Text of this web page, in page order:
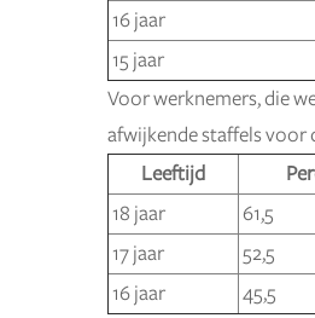
16 jaar
15 jaar
Voor werknemers, die
afwijkende staffels voor
Leeftijd
18 jaar
61,5
17 jaar
52,5
16 jaar
45,5